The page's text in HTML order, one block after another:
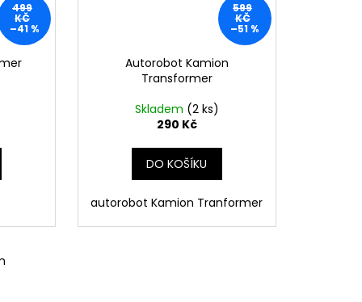
499
KČ
–41 %
599
KČ
–51 %
Autorobot Kamion
Transformer
Skladem (2 ks)
290 Kč
DO KOŠÍKU
autorobot Kamion Tranformer